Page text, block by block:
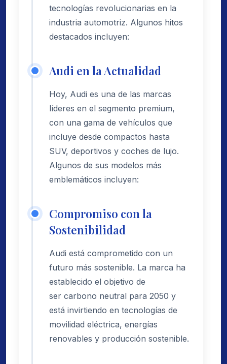
tecnologías revolucionarias en la
industria automotriz. Algunos hitos
destacados incluyen:
Audi en la Actualidad
Hoy, Audi es una de las marcas
líderes en el segmento premium,
con una gama de vehículos que
incluye desde compactos hasta
SUV, deportivos y coches de lujo.
Algunos de sus modelos más
emblemáticos incluyen:
Compromiso con la
Sostenibilidad
Audi está comprometido con un
futuro más sostenible. La marca ha
establecido el objetivo de
ser carbono neutral para 2050 y
está invirtiendo en tecnologías de
movilidad eléctrica, energías
renovables y producción sostenible.